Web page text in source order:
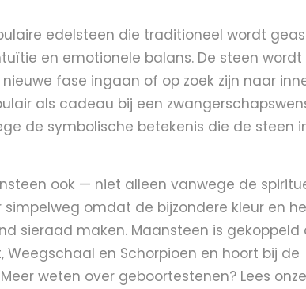
edelsteen die traditioneel wordt
en emotionele balans. De steen
fase ingaan of op zoek zijn naar
als cadeau bij een
de symbolische betekenis die de steen
ook — niet alleen vanwege de
omdat de bijzondere kleur en
sieraad maken. Maansteen is gekoppeld
Weegschaal en Schorpioen en hoort bij de
weten over geboortestenen? Lees